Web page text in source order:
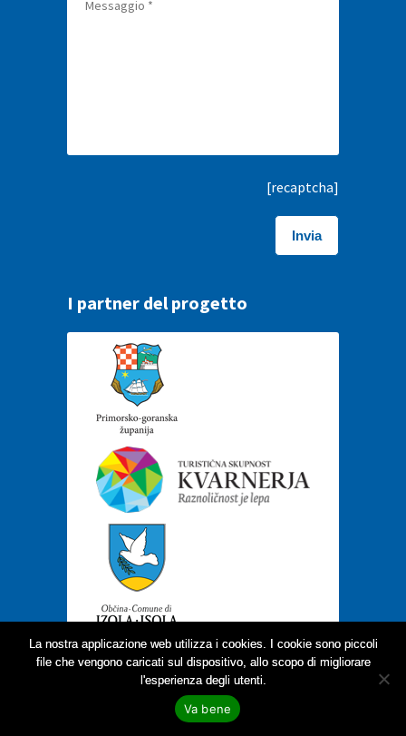
[recaptcha]
I partner del progetto
La nostra applicazione web utilizza i cookies. I cookie sono piccoli
file che vengono caricati sul dispositivo, allo scopo di migliorare
l'esperienza degli utenti.
Va bene